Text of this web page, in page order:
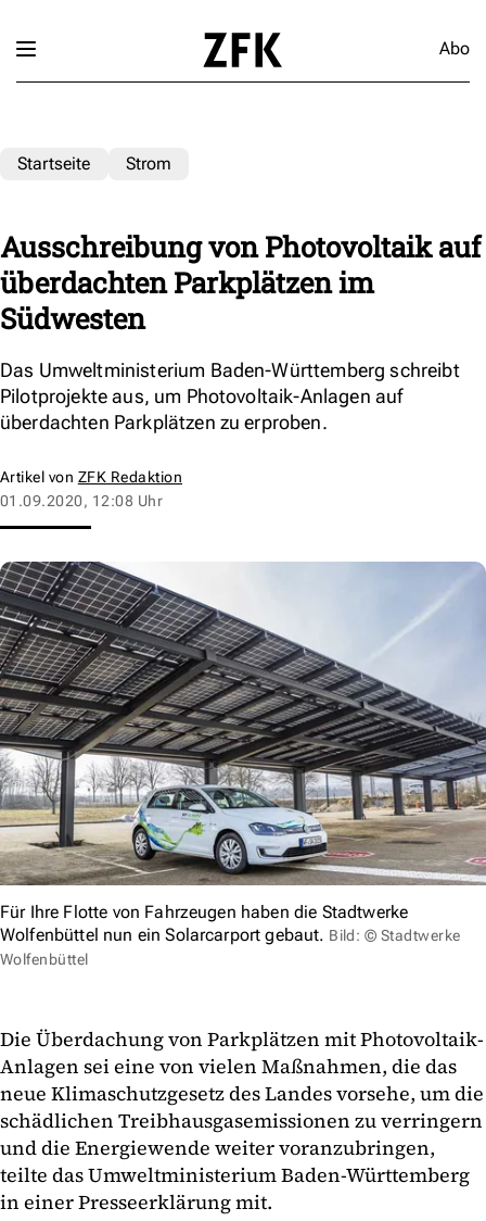
Abo
Startseite Strom
Ausschreibung von Photovoltaik auf
überdachten Parkplätzen im
Südwesten
Das Umweltministerium Baden-Württemberg schreibt
Pilotprojekte aus, um Photovoltaik-Anlagen auf
überdachten Parkplätzen zu erproben.
Artikel von ZFK Redaktion
01.09.2020, 12:08 Uhr
Für Ihre Flotte von Fahrzeugen haben die Stadtwerke
Wolfenbüttel nun ein Solarcarport gebaut. Bild: © Stadtwerke
Wolfenbüttel
Die Überdachung von Parkplätzen mit Photovoltaik-
Anlagen sei eine von vielen Maßnahmen, die das
neue Klimaschutzgesetz des Landes vorsehe, um die
schädlichen Treibhausgasemissionen zu verringern
und die Energiewende weiter voranzubringen,
teilte das Umweltministerium Baden-Württemberg
in einer Presseerklärung mit.